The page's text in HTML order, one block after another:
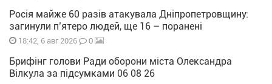
Росія майже 60 разів атакувала Дніпропетровщину:
загинули п’ятеро людей, ще 16 – поранені
18:42, 6 авг 2026 0
Брифінг голови Ради оборони міста Олександра
Вілкула за підсумками 06 08 26